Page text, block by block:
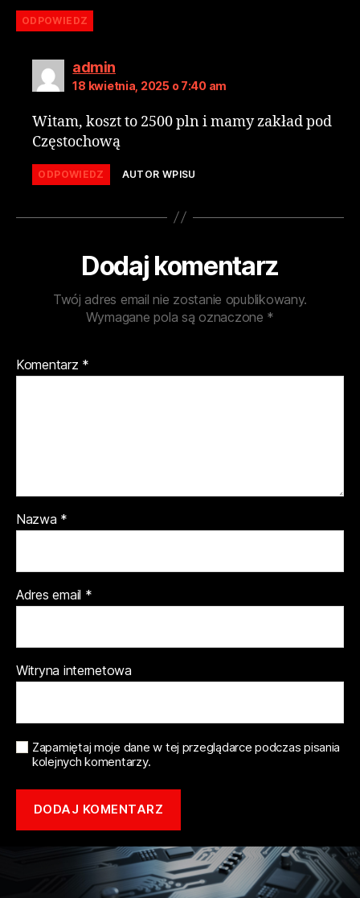
ODPOWIEDZ
admin
18 kwietnia, 2025 o 7:40 am
Witam, koszt to 2500 pln i mamy zakład pod
Częstochową
ODPOWIEDZ AUTOR WPISU
Dodaj komentarz
Twój adres email nie zostanie opublikowany.
Wymagane pola są oznaczone *
Komentarz *
Nazwa *
Adres email *
Witryna internetowa
Zapamiętaj moje dane w tej przeglądarce podczas pisania
kolejnych komentarzy.
Copyright © 2021 mototune.com.pl |Polityka prywatności| Stworzone w
ramachatwi.pl